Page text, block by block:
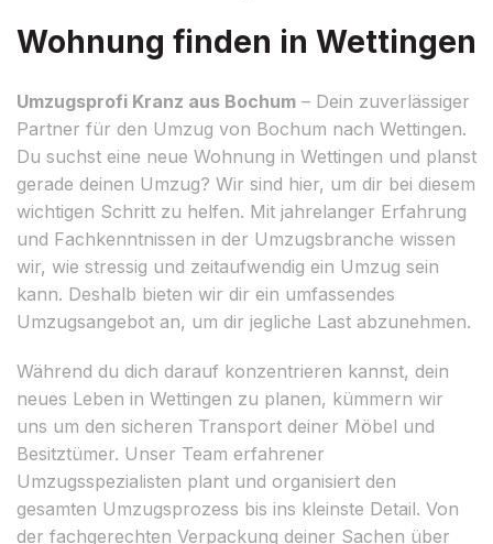
Wohnung finden in Wettingen
Umzugsprofi Kranz aus Bochum – Dein zuverlässiger
Partner für den Umzug von Bochum nach Wettingen.
Du suchst eine neue Wohnung in Wettingen und planst
gerade deinen Umzug? Wir sind hier, um dir bei diesem
wichtigen Schritt zu helfen. Mit jahrelanger Erfahrung
und Fachkenntnissen in der Umzugsbranche wissen
wir, wie stressig und zeitaufwendig ein Umzug sein
kann. Deshalb bieten wir dir ein umfassendes
Umzugsangebot an, um dir jegliche Last abzunehmen.
Während du dich darauf konzentrieren kannst, dein
neues Leben in Wettingen zu planen, kümmern wir
uns um den sicheren Transport deiner Möbel und
Besitztümer. Unser Team erfahrener
Umzugsspezialisten plant und organisiert den
gesamten Umzugsprozess bis ins kleinste Detail. Von
der fachgerechten Verpackung deiner Sachen über